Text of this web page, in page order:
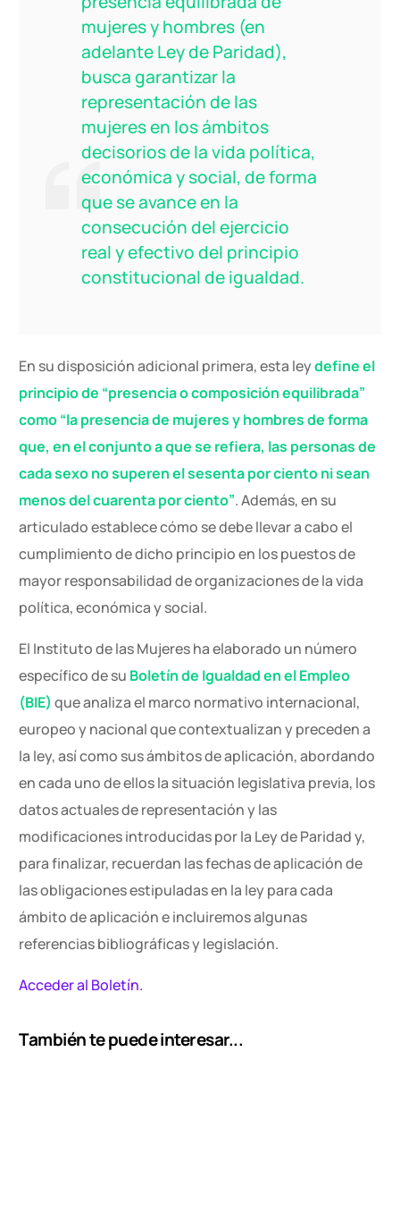
mujeres y hombres (en
adelante Ley de Paridad),
busca garantizar la
representación de las
mujeres en los ámbitos
decisorios de la vida política,
económica y social, de forma
que se avance en la
consecución del ejercicio
real y efectivo del principio
constitucional de igualdad.
En su disposición adicional primera, esta leydefine el
principio de “presencia o composición equilibrada”
como “la presencia de mujeres y hombres de forma
que, en el conjunto a que se refiera, las personas de
cada sexo no superen el sesenta por ciento ni sean
menos del cuarenta por ciento”. Además, en su
articulado establece cómo se debe llevar a cabo el
cumplimiento de dicho principio en los puestos de
mayor responsabilidad de organizaciones de la vida
política, económica y social.
El Instituto de las Mujeres ha elaborado un número
específico de su Boletín de Igualdad en el Empleo
(BIE) que analiza el marco normativo internacional,
europeo y nacional que contextualizan y preceden a
la ley, así como sus ámbitos de aplicación, abordando
en cada uno de ellos la situación legislativa previa, los
datos actuales de representación y las
modificaciones introducidas por la Ley de Paridad y,
para finalizar, recuerdan las fechas de aplicación de
las obligaciones estipuladas en la ley para cada
ámbito de aplicación e incluiremos algunas
referencias bibliográficas y legislación.
Acceder al Boletín.
También te puede interesar...